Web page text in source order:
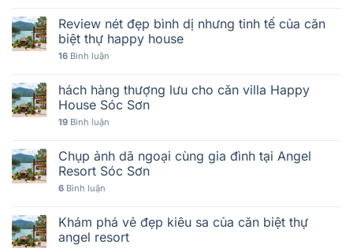
Review nét đẹp bình dị nhưng tinh tế của căn
biệt thự happy house
16 Bình luận
hách hàng thượng lưu cho căn villa Happy
House Sóc Sơn
19 Bình luận
Chụp ảnh dã ngoại cùng gia đình tại Angel
Resort Sóc Sơn
6 Bình luận
Khám phá vẻ đẹp kiêu sa của căn biệt thự
angel resort